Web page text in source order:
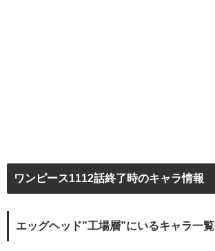
ワンピース1112話終了時のキャラ情報
エッグヘッド”工場層”にいるキャラ一覧